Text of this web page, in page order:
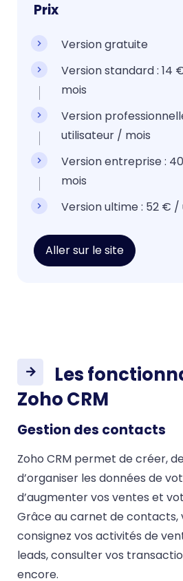
Prix
Version gratuite
Version standard : 14
mois
Version
utilisateur / mois
Version entreprise :
mois
Version ultime : 52 €
Aller sur le site
Les
Zoho CRM
Gestion des contacts
Zoho CRM permet de créer,
d’organiser les données de
d’augmenter vos ventes et
Grâce au carnet de contacts,
consignez vos activités de
leads, consulter vos
encore.